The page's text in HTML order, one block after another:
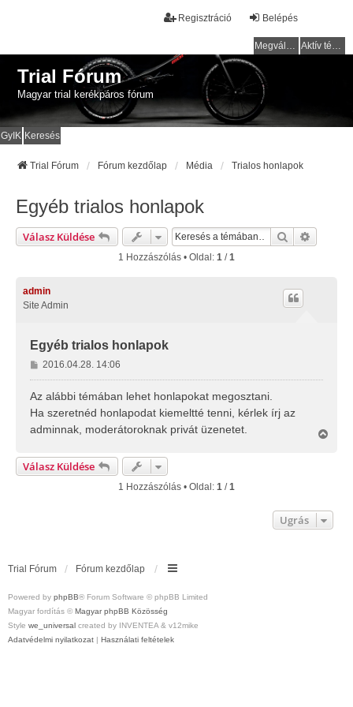
Belépés
Regisztráció
Megválaszolatlan témák Aktív témák
Trial Fórum
Magyar trial kerékpáros fórum
GyIK Keresés
Trial Fórum Fórum kezdőlap Média Trialos honlapok
Egyéb trialos honlapok
Válasz Küldése Keresés
1 Hozzászólás • Oldal: 1 /1
admin
Site Admin
Egyéb trialos honlapok
H
o
á
s
ó
l
2016.04.28. 14:06
Az alábbi témában lehet honlapokat megosztani.
Ha szeretnéd honlapodat kiemeltté tenni, kérlek írj az
adminnak, moderátoroknak privát üzenetet.
a
e
Válasz Küldése
1 Hozzászólás • Oldal: 1 /1
Ugrás
Trial Fórum Fórum kezdőlap
Powered by phpBB® Forum Software © phpBB Limited
Magyar fordítás © Magyar phpBB Közösség
Style we_universal created by INVENTEA & v12mike
Adatvédelmi nyilatkozat | Használati feltételek